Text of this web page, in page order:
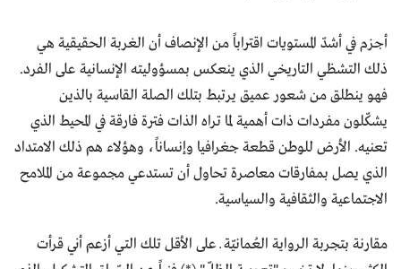
أجزم في أشدّ المستويات اقتراباً من الإنصاف أن الغربة الحقيقية هي
ذلك التشظي التاريخي الذي ينعكس بمسؤوليته الإنسانية على الفرد.
فهو ينطلق من شعور عميق يرتبط بتلك الصلة القاسية بالذين
يشكّلون مفردات ذات أهمية لما تراه الذات فترة فارقة في المحيط الذي
تعنيه. الأرض للوطن قطعة جغرافيا وإنساناً، وهؤلاء هم ذلك الامتداد
الذي يصل بمفارقات معاصرة تحاول أن تستدعي مجموعة من الملامح
الاجتماعية والثقافية والسياسية.
مقارنة بتجربة الرواية العُمانيّة ــ على الأقل تلك التي أزعم أني قرأت